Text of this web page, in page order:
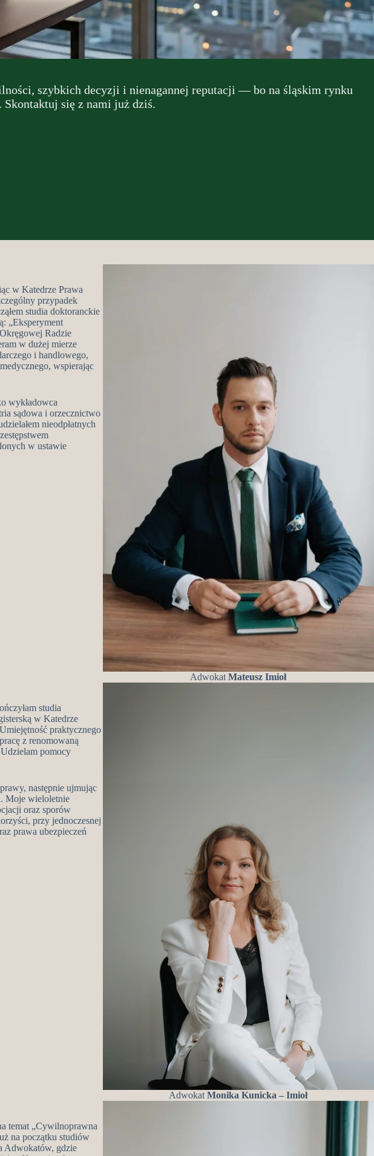
szybkich decyzji i nienagannej reputacji — bo na śląskim rynku
się z nami już dziś.
w Katedrze Prawa
przypadek
studia doktoranckie
„Eksperyment
Radzie
w dużej mierze
i handlowego,
wspierając
wykładowca
sądowa i orzecznictwo
nieodpłatnych
w ustawie
AdwokatMateusz Imioł
studia
w Katedrze
praktycznego
z renomowaną
pomocy
następnie ujmując
Moje wieloletnie
oraz sporów
przy jednoczesnej
prawa ubezpieczeń
AdwokatMonika Kunicka – Imioł
temat „Cywilnoprawna
na początku studiów
Adwokatów, gdzie